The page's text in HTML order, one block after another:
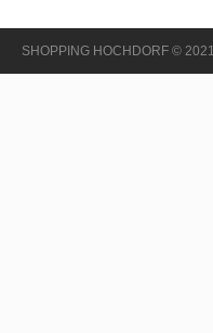
SHOPPING HOCHDORF © 2021